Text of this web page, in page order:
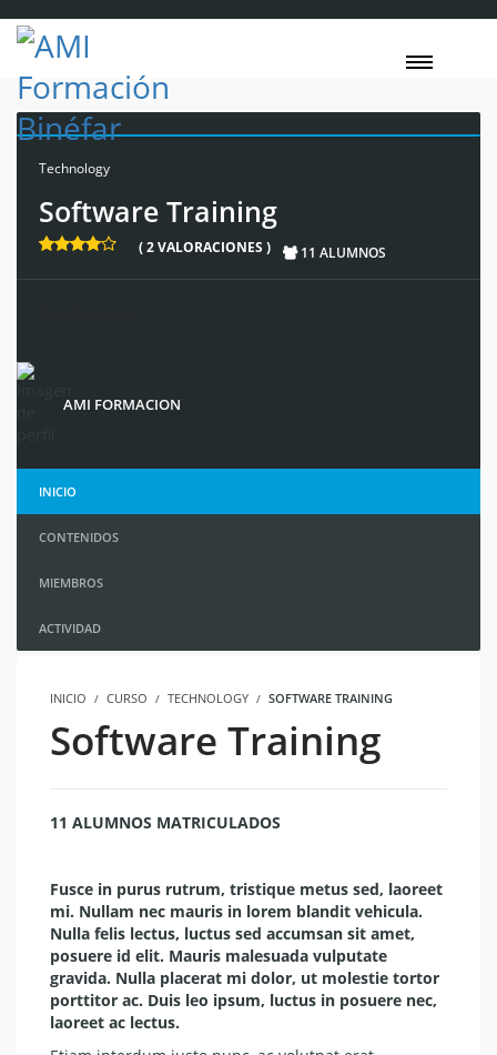
Technology
Software Training
( 2 VALORACIONES ) 11 ALUMNOS
AMI FORMACION
INICIO
CONTENIDOS
MIEMBROS
ACTIVIDAD
INICIO CURSO TECHNOLOGY SOFTWARE TRAINING
Software Training
11 ALUMNOS MATRICULADOS
Fusce in purus rutrum, tristique metus sed, laoreet
mi. Nullam nec mauris in lorem blandit vehicula.
Nulla felis lectus, luctus sed accumsan sit amet,
posuere id elit. Mauris malesuada vulputate
gravida. Nulla placerat mi dolor, ut molestie tortor
porttitor ac. Duis leo ipsum, luctus in posuere nec,
laoreet ac lectus.